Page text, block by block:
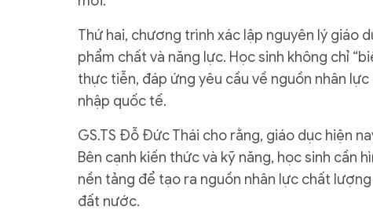
Thứ hai, chương trình xác lập nguyên lý giáo
phẩm chất và năng lực. Học sinh không chỉ
thực tiễn, đáp ứng yêu cầu về nguồn nhân
nhập quốc tế.
GS.TS Đỗ Đức Thái cho rằng, giáo dục hiện
Bên cạnh kiến thức và kỹ năng, học sinh cần
nền tảng để tạo ra nguồn nhân lực chất
đất nước.